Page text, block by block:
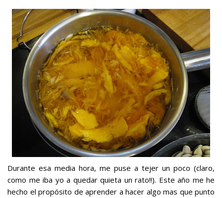
Durante esa media hora, me puse a tejer un poco (claro,
como me iba yo a quedar quieta un rato!!). Este año me he
hecho el propósito de aprender a hacer algo mas que punto